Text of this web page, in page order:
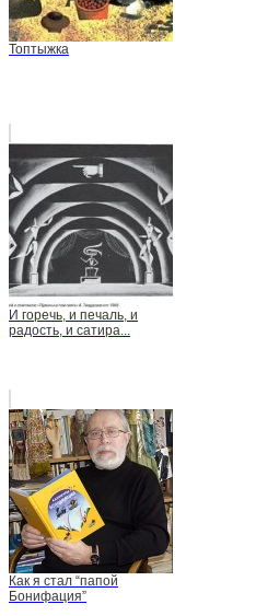
Топтыжка
И горечь, и печаль, и
радость, и сатира...
Как я стал “папой
Бонифация”